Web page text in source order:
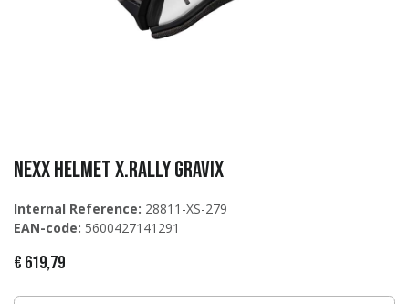
Nexx Helmet X.Rally Gravix
Internal Reference: 28811-XS-279
EAN-code: 5600427141291
€ 619,79